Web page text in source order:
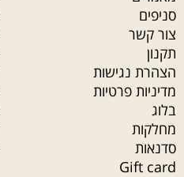
סניפים
צור קשר
תקנון
הצהרת נגישות
מדיניות פרטיות
בלוג
מחלקות
סדנאות
Gift card